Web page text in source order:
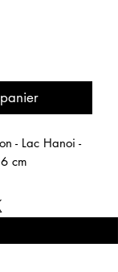
- Lac Hanoi -
cm